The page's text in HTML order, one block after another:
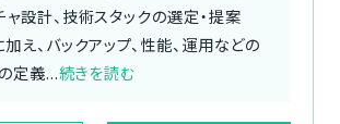
設計、技術スタックの選定・提案
え、バックアップ、性能、運用などの
定義...続きを読む